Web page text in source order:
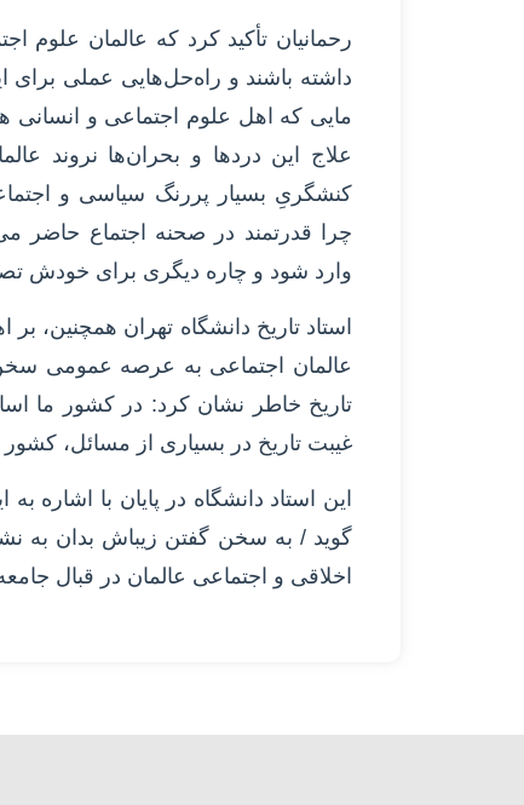
رحمانیان تأکید کرد که عالمان
داشته باشند و راه‌حل‌هایی عملی برای
مایی که اهل علوم اجتماعی و انسانی
علاج این دردها و بحران‌ها نروند
کنشگریِ بسیار پررنگ سیاسی و
چرا قدرتمند در صحنه اجتماع
وارد شود و چاره دیگری برای خودش
استاد تاریخ دانشگاه تهران همچنین،
عالمان اجتماعی به عرصه عمومی
تاریخ خاطر نشان کرد: در کشور ما
غیبت تاریخ در بسیاری از مسائل،
این استاد دانشگاه در پایان با
گوید / به سخن گفتن زیباش بدان به
اخلاقی و اجتماعی عالمان در قبال